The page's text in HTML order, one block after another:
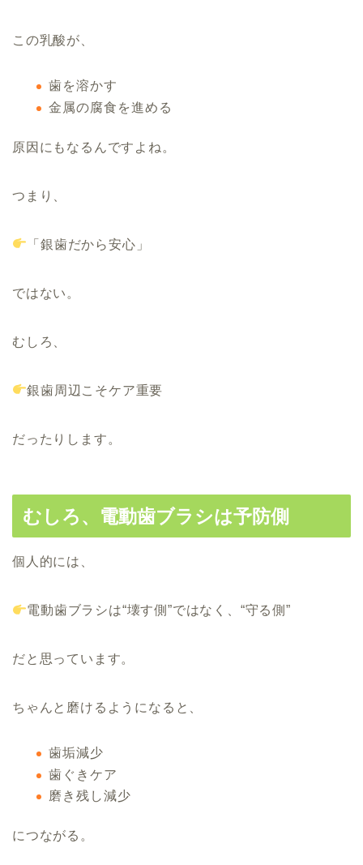
この乳酸が、
歯を溶かす
金属の腐食を進める
原因にもなるんですよね。
つまり、
「銀歯だから安心」
ではない。
むしろ、
銀歯周辺こそケア重要
だったりします。
むしろ、電動歯ブラシは予防側
個人的には、
電動歯ブラシは“壊す側”ではなく、“守る側”
だと思っています。
ちゃんと磨けるようになると、
歯垢減少
歯ぐきケア
磨き残し減少
につながる。